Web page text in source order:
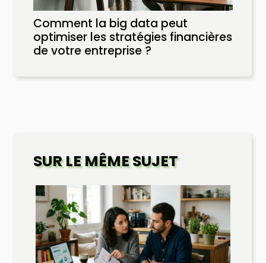
Comment la big data peut
optimiser les stratégies financières
de votre entreprise ?
SUR LE MÊME SUJET